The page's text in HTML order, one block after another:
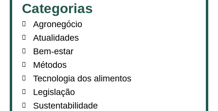
Categorias
Agronegócio
Atualidades
Bem-estar
Métodos
Tecnologia dos alimentos
Legislação
Sustentabilidade